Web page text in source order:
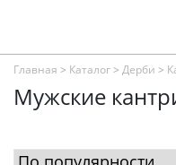
Главная > Каталог> Дерби >
Мужские